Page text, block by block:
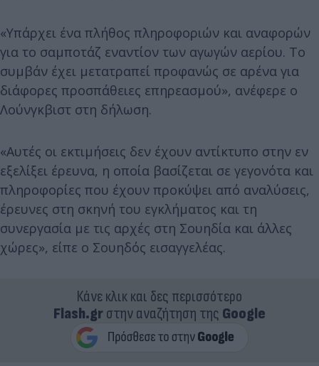
«Υπάρχει ένα πλήθος πληροφοριών και αναφορών
για το σαμποτάζ εναντίον των αγωγών αερίου. Το
συμβάν έχει μετατραπεί προφανώς σε αρένα για
διάφορες προσπάθειες επηρεασμού», ανέφερε ο
Λούνγκβιστ στη δήλωση.
«Αυτές οι εκτιμήσεις δεν έχουν αντίκτυπο στην εν
εξελίξει έρευνα, η οποία βασίζεται σε γεγονότα και
πληροφορίες που έχουν προκύψει από αναλύσεις,
έρευνες στη σκηνή του εγκλήματος και τη
συνεργασία με τις αρχές στη Σουηδία και άλλες
χώρες», είπε ο Σουηδός εισαγγελέας.
Κάνε κλικ και δες περισσότερο
Flash.grστην αναζήτηση της Google